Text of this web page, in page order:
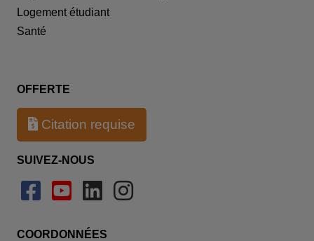
Logement étudiant
Santé
OFFERTE
Citation requise
SUIVEZ-NOUS
COORDONNÉES